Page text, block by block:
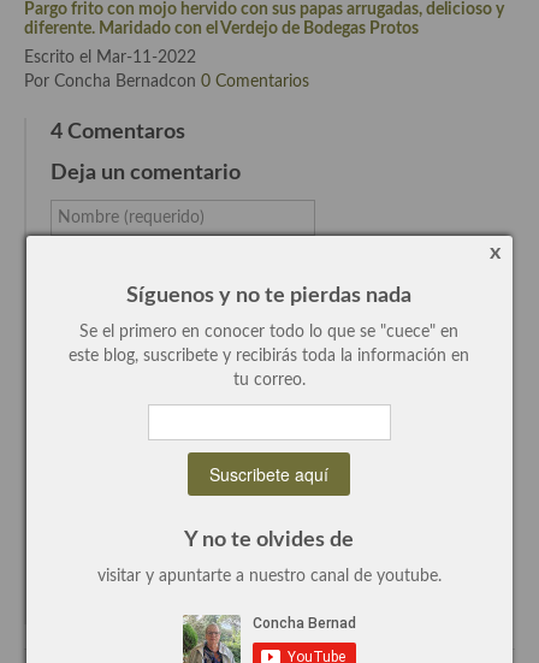
Recetas Especiales
Recetas de Cuaresma
Recetas de fiesta, Navidad y días señalados
Resumen tematicos de recetas
Cocina Americana
Cocina Argentina
Cocina Brasileña
Cocina Cajún y Creole
Cocina de Estados Unidos
Pargo frito con mojo hervido con sus papas arrugadas, delicioso y
diferente. Maridado con el Verdejo de Bodegas Protos
Escrito el Mar-11-2022
Por Concha Bernadcon 0 Comentarios
4 Comentaros
Deja un comentario
Nombre (requerido)
Comentario...
Avísame de los comentarios por email
x
Síguenos y no te pierdas nada
Se el primero en conocer todo lo que se "cuece" en
este blog, suscribete y recibirás toda la información en
tu correo.
Y no te olvides de
visitar y apuntarte a nuestro canal de youtube.